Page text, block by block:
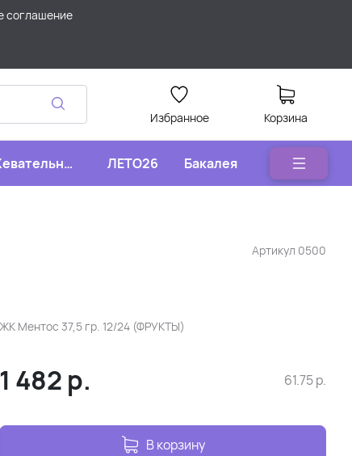
соглашение
Избранное Корзина
конфеты
ЛЕТО26 Бакалея
Артикул 0500
ЖК Ментос 37,5 гр. 12/24 (ФРУКТЫ)
1 482 р. 61.75р.
В корзину